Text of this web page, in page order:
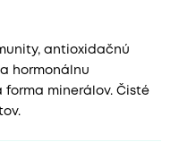
antioxidačnú
hormonálnu
forma minerálov. Čisté